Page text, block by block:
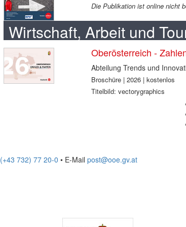
Die Publikation ist online nicht
Wirtschaft, Arbeit und
Oberösterreich -
Abteilung Trends und
Broschüre | 2026 | kostenlos
Titelbild: vectorygraphics
(+43 732) 77 20-0 • E-Mail post@ooe.gv.at